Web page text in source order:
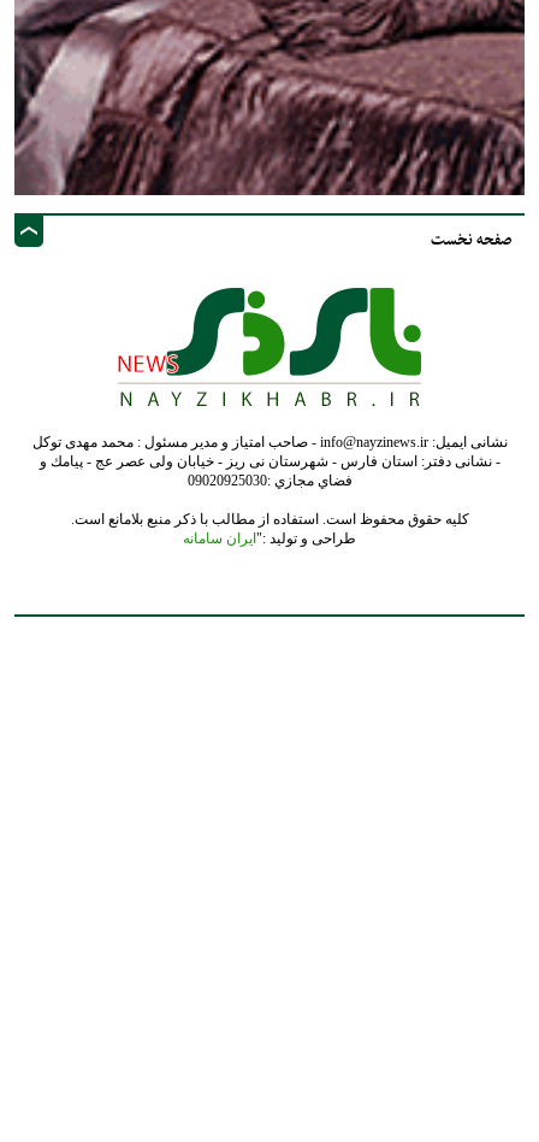
صفحه نخست
نشانی ایمیل: info@nayzinews.ir - صاحب امتیاز و مدیر مسئول : محمد مهدی توکل
- نشانی دفتر: استان فارس - شهرستان نی ریز - خیابان ولی عصر عج - پيامك و
فضاي مجازي :09020925030
کلیه حقوق محفوظ است. استفاده از مطالب با ذکر منبع بلامانع است.
طراحی و تولید :" ایران سامانه